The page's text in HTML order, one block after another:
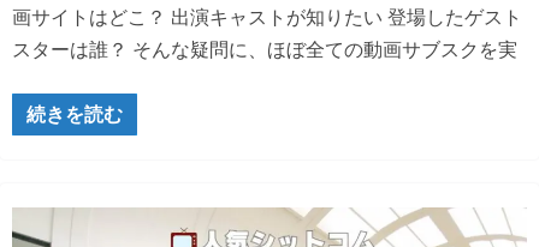
画サイトはどこ？ 出演キャストが知りたい 登場したゲスト
スターは誰？ そんな疑問に、ほぼ全ての動画サブスクを実
続きを読む